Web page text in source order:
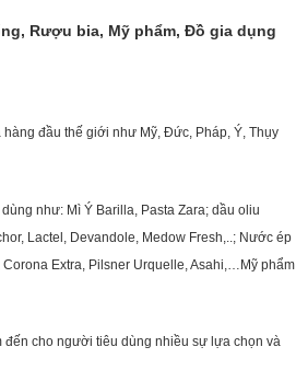
Rượu bia, Mỹ phẩm, Đồ gia dụng
đầu thế giới như Mỹ, Đức, Pháp, Ý, Thụy
như: Mì Ý Barilla, Pasta Zara; dầu oliu
Lactel, Devandole, Medow Fresh,..; Nước ép
Extra, Pilsner Urquelle, Asahi,…Mỹ phẩm
cho người tiêu dùng nhiều sự lựa chọn và